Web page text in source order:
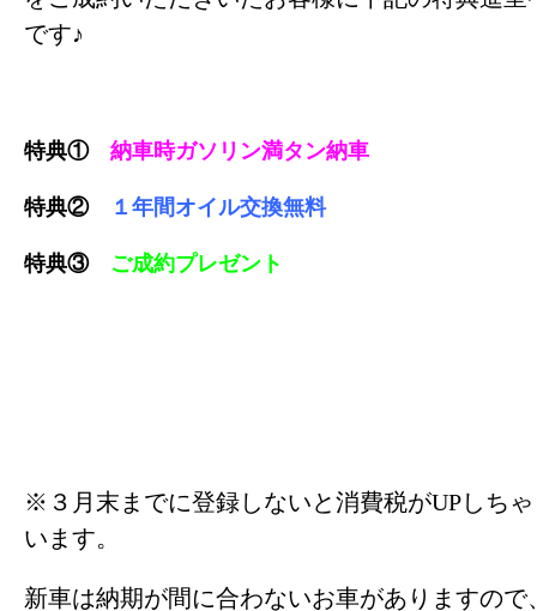
です♪
特典① 納車時ガソリン満タン納車
特典② １年間オイル交換無料
特典③ ご成約プレゼント
※３月末までに登録しないと消費税がUPしちゃ
います。
新車は納期が間に合わないお車がありますので